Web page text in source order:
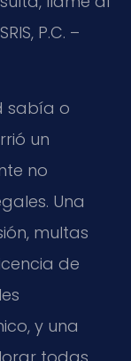
P.C. –
sabía o
un
no
Una
multas
de
y una